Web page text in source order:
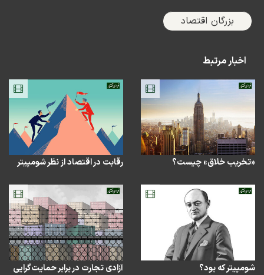
بزرگان اقتصاد
اخبار مرتبط
«تخریب خلاق» چیست؟ رقابت در اقتصاد از نظر شومپیتر
شومپیتر که بود؟ آزادی تجارت در برابر حمایت‌گرایی